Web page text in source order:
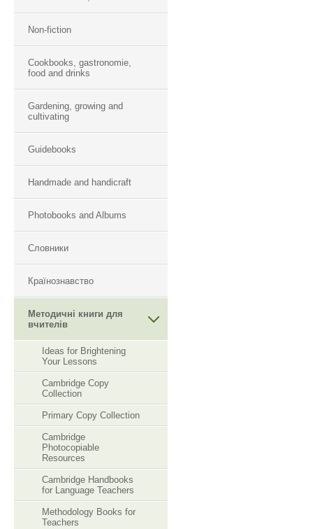
Non-fiction
Cookbooks, gastronomie,
food and drinks
Gardening, growing and
cultivating
Guidebooks
Handmade and handicraft
Photobooks and Albums
Словники
Країнознавство
Методичні книги для
вчителів
Ideas for Brightening
Your Lessons
Cambridge Copy
Collection
Primary Copy Collection
Cambridge
Photocopiable
Resourсes
Cambridge Handbooks
for Language Teachers
Methodology Books for
Teachers